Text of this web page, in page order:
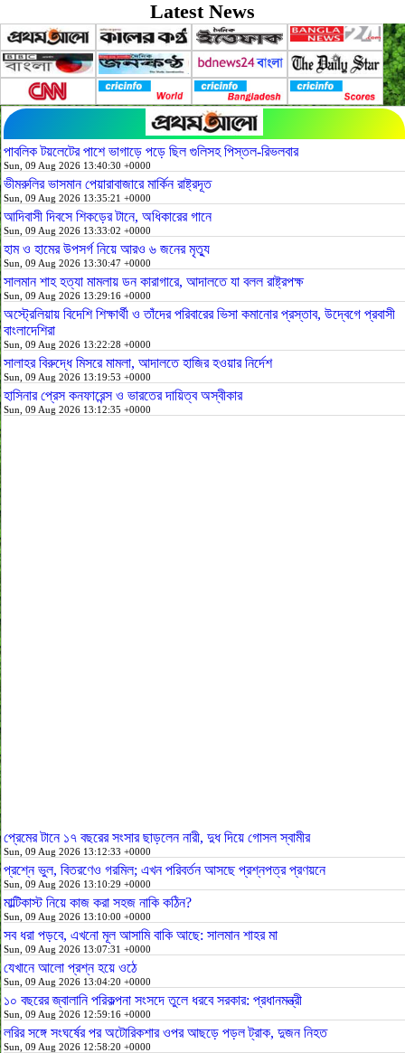
Latest News
পাবলিক টয়লেটের পাশে ভাগাড়ে পড়ে ছিল গুলিসহ পিস্তল-রিভলবার
Sun, 09 Aug 2026 13:40:30 +0000
ভীমরুলির ভাসমান পেয়ারাবাজারে মার্কিন রাষ্ট্রদূত
Sun, 09 Aug 2026 13:35:21 +0000
আদিবাসী দিবসে শিকড়ের টানে, অধিকারের গানে
Sun, 09 Aug 2026 13:33:02 +0000
হাম ও হামের উপসর্গ নিয়ে আরও ৬ জনের মৃত্যু
Sun, 09 Aug 2026 13:30:47 +0000
সালমান শাহ হত্যা মামলায় ডন কারাগারে, আদালতে যা বলল রাষ্ট্রপক্ষ
Sun, 09 Aug 2026 13:29:16 +0000
অস্ট্রেলিয়ায় বিদেশি শিক্ষার্থী ও তাঁদের পরিবারের ভিসা কমানোর প্রস্তাব, উদ্বেগে প্রবাসী
বাংলাদেশিরা
Sun, 09 Aug 2026 13:22:28 +0000
সালাহর বিরুদ্ধে মিসরে মামলা, আদালতে হাজির হওয়ার নির্দেশ
Sun, 09 Aug 2026 13:19:53 +0000
হাসিনার প্রেস কনফারেন্স ও ভারতের দায়িত্ব অস্বীকার
Sun, 09 Aug 2026 13:12:35 +0000
প্রেমের টানে ১৭ বছরের সংসার ছাড়লেন নারী, দুধ দিয়ে গোসল স্বামীর
Sun, 09 Aug 2026 13:12:33 +0000
প্রশ্নে ভুল, বিতরণেও গরমিল; এখন পরিবর্তন আসছে প্রশ্নপত্র প্রণয়নে
Sun, 09 Aug 2026 13:10:29 +0000
মাল্টিকাস্ট নিয়ে কাজ করা সহজ নাকি কঠিন?
Sun, 09 Aug 2026 13:10:00 +0000
সব ধরা পড়বে, এখনো মূল আসামি বাকি আছে: সালমান শাহর মা
Sun, 09 Aug 2026 13:07:31 +0000
যেখানে আলো প্রশ্ন হয়ে ওঠে
Sun, 09 Aug 2026 13:04:20 +0000
১০ বছরের জ্বালানি পরিকল্পনা সংসদে তুলে ধরবে সরকার: প্রধানমন্ত্রী
Sun, 09 Aug 2026 12:59:16 +0000
লরির সঙ্গে সংঘর্ষের পর অটোরিকশার ওপর আছড়ে পড়ল ট্রাক, দুজন নিহত
Sun, 09 Aug 2026 12:58:20 +0000